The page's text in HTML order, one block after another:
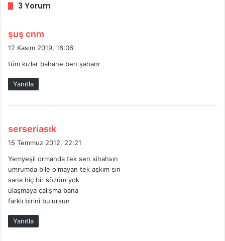
3 Yorum
şuş cnm
e
i
12 Kasım 2019, 16:06
tüm kızlar bahane ben şahanr
Yanıtla
serseriasık
e
i
k
i
15 Temmuz 2012, 22:21
Yemyeşil ormanda tek sen sihahsın
umrumda bile olmayan tek aşkım sın
sana hiç bir sözüm yok
ulaşmaya çalışma bana
farklı birini bulursun
Yanıtla